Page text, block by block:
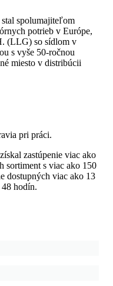
stal spolumajiteľom
potrieb v Európe,
(LLG) so sídlom v
s vyše 50-ročnou
miesto v distribúcii
pri práci.
zastúpenie viac ako
sortiment s viac ako 150
dostupných viac ako 13
hodín.